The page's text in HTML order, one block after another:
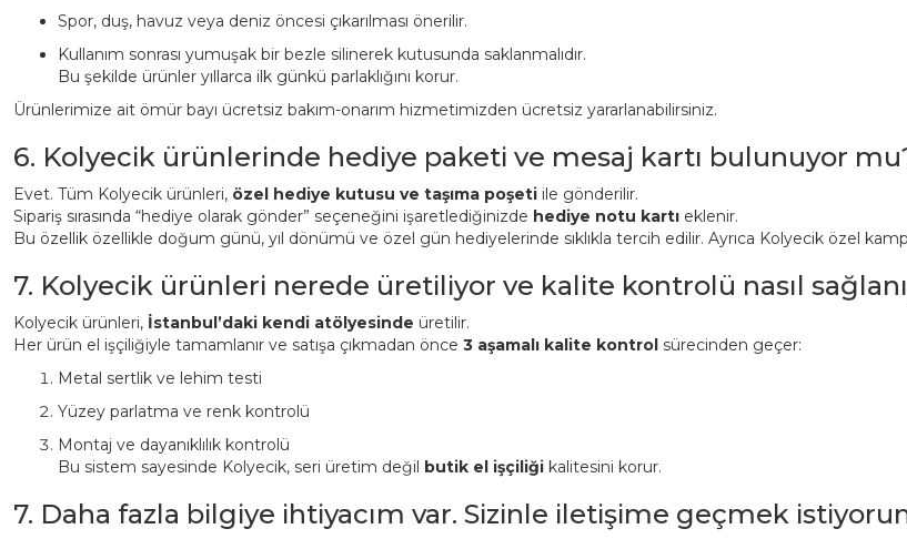
Spor, duş, havuz veya deniz öncesi çıkarılması önerilir.
Kullanım sonrası yumuşak bir bezle silinerek kutusunda saklanmalıdır.
Bu şekilde ürünler yıllarca ilk günkü parlaklığını korur.
Ürünlerimize ait ömür bayı ücretsiz bakım-onarım hizmetimizden ücretsiz yararlanabilirsiniz.
6. Kolyecik ürünlerinde hediye paketi ve mesaj kartı bulunuyor
Evet. Tüm Kolyecik ürünleri, özel hediye kutusu ve taşıma poşeti ile gönderilir.
Sipariş sırasında “hediye olarak gönder” seçeneğini işaretlediğinizde hediye notu kartı eklenir.
Bu özellik özellikle doğum günü, yıl dönümü ve özel gün hediyelerinde sıklıkla tercih edilir. Ayrıca Kolyecik özel
7. Kolyecik ürünleri nerede üretiliyor ve kalite kontrolü nasıl
Kolyecik ürünleri, İstanbul’daki kendi atölyesinde üretilir.
Her ürün el işçiliğiyle tamamlanır ve satışa çıkmadan önce 3 aşamalı kalite kontrol sürecinden geçer:
Metal sertlik ve lehim testi
Yüzey parlatma ve renk kontrolü
Montaj ve dayanıklılık kontrolü
Bu sistem sayesinde Kolyecik, seri üretim değil butik el işçiliği kalitesini korur.
7. Daha fazla bilgiye ihtiyacım var. Sizinle iletişime geçmek